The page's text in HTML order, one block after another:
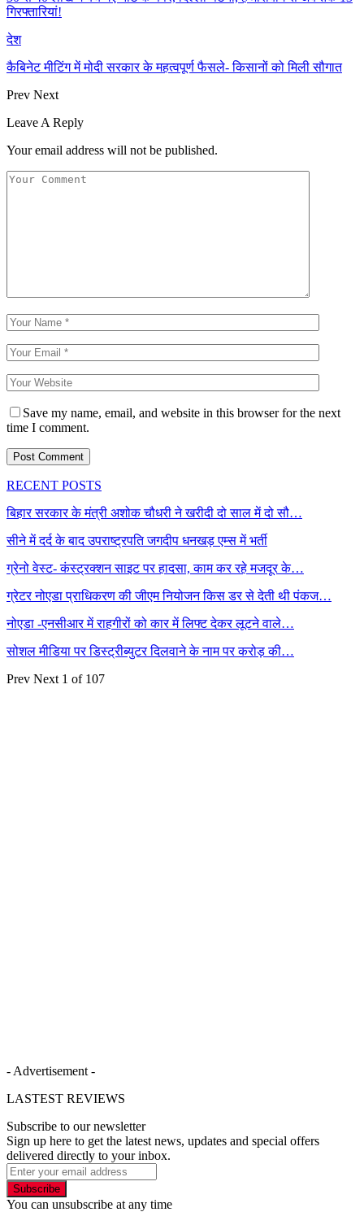
गिरफ्तारियां!
देश
कैबिनेट मीटिंग में मोदी सरकार के महत्वपूर्ण फैसले- किसानों को मिली सौगात
Prev Next
Leave A Reply
Your email address will not be published.
Save my name, email, and website in this browser for the next
time I comment.
RECENT POSTS
बिहार सरकार के मंत्री अशोक चौधरी ने खरीदी दो साल में दो सौ…
सीने में दर्द के बाद उपराष्ट्रपति जगदीप धनखड़ एम्स में भर्ती
ग्रेनो वेस्ट- कंस्ट्रक्शन साइट पर हादसा, काम कर रहे मजदूर के…
ग्रेटर नोएडा प्राधिकरण की जीएम नियोजन किस डर से देती थी पंकज…
नोएडा -एनसीआर में राहगीरों को कार में लिफ्ट देकर लूटने वाले…
सोशल मीडिया पर डिस्ट्रीब्युटर दिलवाने के नाम पर करोड़ की…
Prev Next 1 of 107
- Advertisement -
LASTEST REVIEWS
Subscribe to our newsletter
Sign up here to get the latest news, updates and special offers
delivered directly to your inbox.
Subscribe
You can unsubscribe at any time